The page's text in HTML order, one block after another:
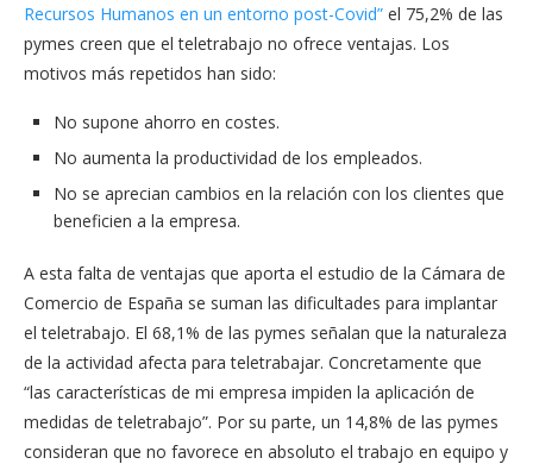
Recursos Humanos en un entorno post-Covid” el 75,2% de las
pymes creen que el teletrabajo no ofrece ventajas. Los
motivos más repetidos han sido:
No supone ahorro en costes.
No aumenta la productividad de los empleados.
No se aprecian cambios en la relación con los clientes que
beneficien a la empresa.
A esta falta de ventajas que aporta el estudio de la Cámara de
Comercio de España se suman las dificultades para implantar
el teletrabajo. El 68,1% de las pymes señalan que la naturaleza
de la actividad afecta para teletrabajar. Concretamente que
“las características de mi empresa impiden la aplicación de
medidas de teletrabajo”. Por su parte, un 14,8% de las pymes
consideran que no favorece en absoluto el trabajo en equipo y